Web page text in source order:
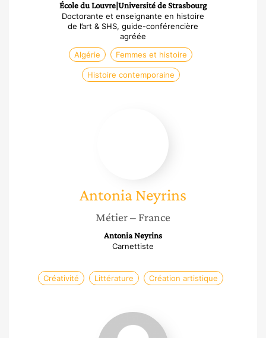
École du Louvre|Université de Strasbourg
Doctorante et enseignante en histoire
de l’art & SHS, guide-conférencière
agréée
Algérie
Femmes et histoire
Histoire contemporaine
AntoniaNeyrins
Métier– France
Antonia Neyrins
Carnettiste
Créativité Littérature Création artistique
Clotilde
Luquiau